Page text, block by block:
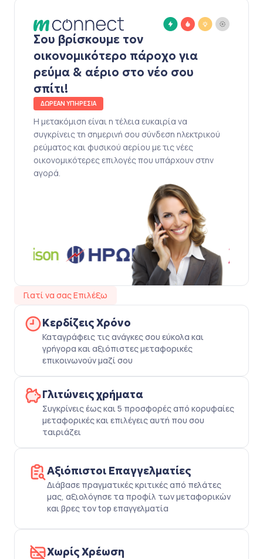
Σου βρίσκουμε τον
οικονομικότερο πάροχο για
ρεύμα & αέριο στο νέο σου
σπίτι!
ΔΩΡΕΑΝ ΥΠΗΡΕΣΙΑ
Η μετακόμιση είναι η τέλεια ευκαιρία να
συγκρίνεις τη σημερινή σου σύνδεση ηλεκτρικού
ρεύματος και φυσικού αερίου με τις νέες
οικονομικότερες επιλογές που υπάρχουν στην
αγορά.
Γιατί να σας Επιλέξω
Κερδίζεις Χρόνο
Καταγράφεις τις ανάγκες σου εύκολα και
γρήγορα και αξιόπιστες μεταφορικές
επικοινωνούν μαζί σου
Γλιτώνεις χρήματα
Συγκρίνεις έως και 5 προσφορές από κορυφαίες
μεταφορικές και επιλέγεις αυτή που σου
ταιριάζει
Αξιόπιστοι Επαγγελματίες
Διάβασε πραγματικές κριτικές από πελάτες
μας, αξιολόγησε τα προφίλ των μεταφορικών
και βρες τον top επαγγελματία
Χωρίς Χρέωση